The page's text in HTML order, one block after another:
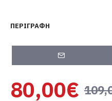
ΠΕΡΙΓΡΑΦΉ
80,00€